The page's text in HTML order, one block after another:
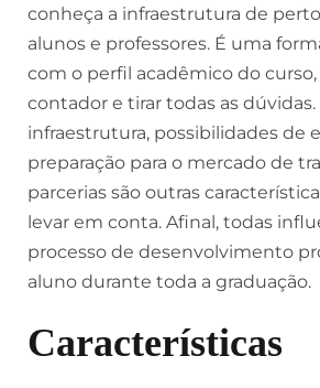
conheça a infraestrutura de
alunos e professores. É uma
com o perfil acadêmico do curso,
contador e tirar todas as dúvidas.
infraestrutura, possibilidades de
preparação para o mercado de
parcerias são outras
levar em conta. Afinal, todas
processo de desenvolvimento
aluno durante toda a graduação.
Características